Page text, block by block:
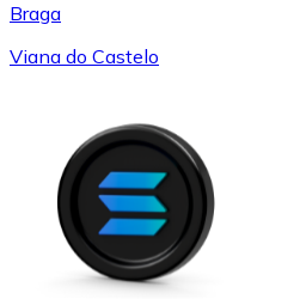
Braga
Viana do Castelo